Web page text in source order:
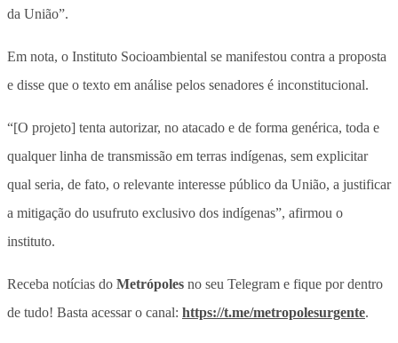
da União”.
Em nota, o Instituto Socioambiental se manifestou contra a proposta
e disse que o texto em análise pelos senadores é inconstitucional.
“[O projeto] tenta autorizar, no atacado e de forma genérica, toda e
qualquer linha de transmissão em terras indígenas, sem explicitar
qual seria, de fato, o relevante interesse público da União, a justificar
a mitigação do usufruto exclusivo dos indígenas”, afirmou o
instituto.
Receba notícias do Metrópoles no seu Telegram e fique por dentro
de tudo! Basta acessar o canal: https://t.me/metropolesurgente.